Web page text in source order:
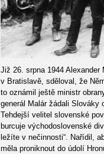
Již 26. srpna 1944
v Bratislavě, sděloval, že
to oznámil ještě ministr
generál Malár žádali Slováky
Tehdejší velitel slovenské
burcuje východoslovenské
ležíte v nečinnosti“. Nařídil,
měla proniknout do údolí